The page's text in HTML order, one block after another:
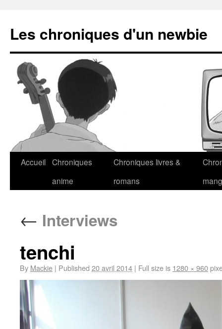
Les chroniques d'un newbie
Accueil Chroniques
anime
Chroniques livres &
romans
← Interviews
tenchi
By Mackie | Published 20 avril 2014 | Full size is 1280 × 960